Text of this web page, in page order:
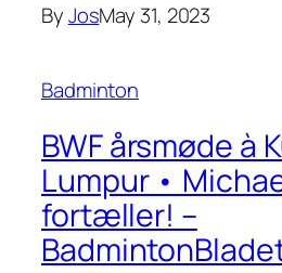
ByJosMay 31, 2023
Badminton
BWF årsmøde à
Lumpur •
fortæller! –